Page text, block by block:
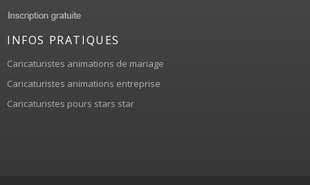
INFOS PRATIQUES
Caricaturistes animations de mariage
Caricaturistes animations entreprise
Caricaturistes pours stars star